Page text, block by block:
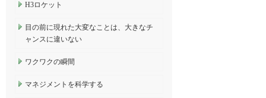
H3ロケット
目の前に現れた大変なことは、大きなチ
ャンスに違いない
ワクワクの瞬間
マネジメントを科学する